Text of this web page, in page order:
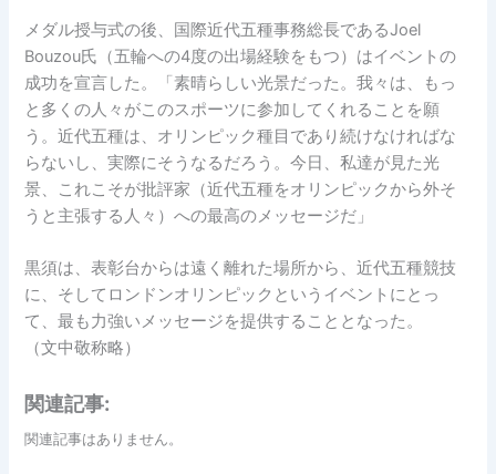
メダル授与式の後、国際近代五種事務総長であるJoel
Bouzou氏（五輪への4度の出場経験をもつ）はイベントの
成功を宣言した。「素晴らしい光景だった。我々は、もっ
と多くの人々がこのスポーツに参加してくれることを願
う。近代五種は、オリンピック種目であり続けなければな
らないし、実際にそうなるだろう。今日、私達が見た光
景、これこそが批評家（近代五種をオリンピックから外そ
うと主張する人々）への最高のメッセージだ」
黒須は、表彰台からは遠く離れた場所から、近代五種競技
に、そしてロンドンオリンピックというイベントにとっ
て、最も力強いメッセージを提供することとなった。
（文中敬称略）
関連記事:
関連記事はありません。